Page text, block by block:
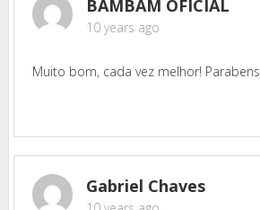
BAMBAM OFICIAL
10 years ago
Muito bom, cada vez melhor! Parabens
Gabriel Chaves